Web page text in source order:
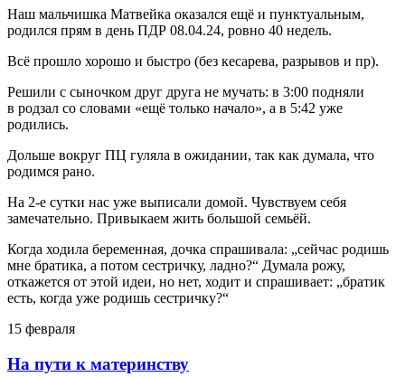
Наш мальчишка Матвейка оказался ещё и пунктуальным,
родился прям в день ПДР 08.04.24, ровно 40 недель.
Всё прошло хорошо и быстро (без кесарева, разрывов и пр).
Решили с сыночком друг друга не мучать: в 3:00 подняли
в родзал со словами «ещё только начало», а в 5:42 уже
родились.
Дольше вокруг ПЦ гуляла в ожидании, так как думала, что
родимся рано.
На 2-е сутки нас уже выписали домой. Чувствуем себя
замечательно. Привыкаем жить большой семьёй.
Когда ходила беременная, дочка спрашивала: „сейчас родишь
мне братика, а потом сестричку, ладно?“ Думала рожу,
откажется от этой идеи, но нет, ходит и спрашивает: „братик
есть, когда уже родишь сестричку?“
15 февраля
На пути к материнству